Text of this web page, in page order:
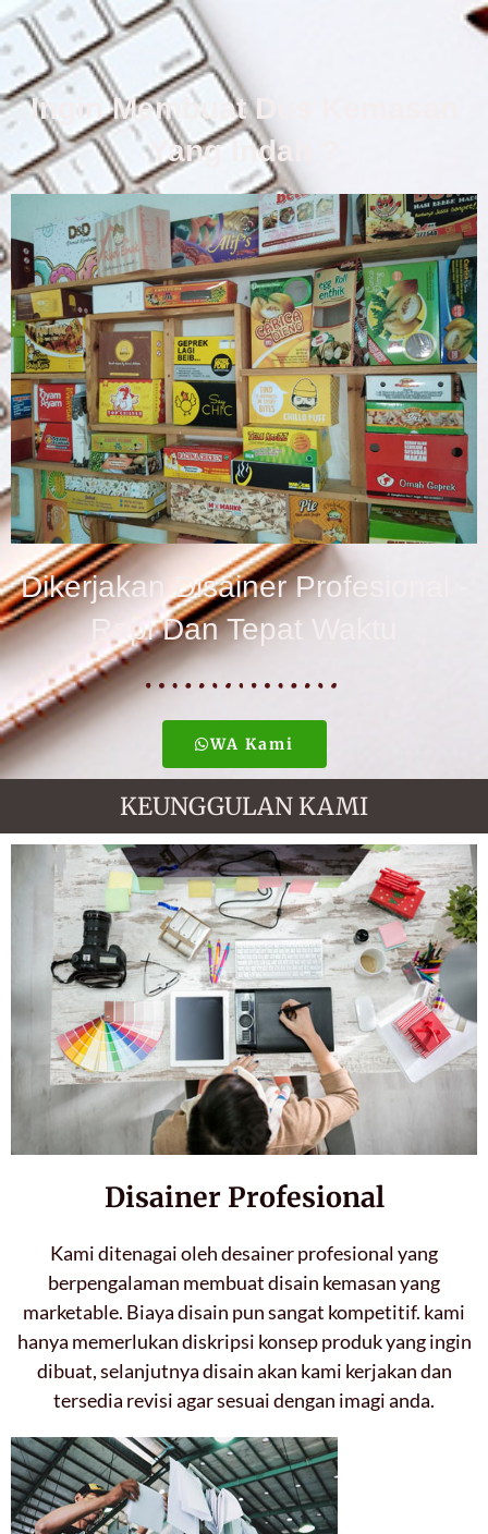
Ingin Membuat Dus Kemasan
Yang Indah ?
Dikerjakan Disainer Profesional -
Rapi Dan Tepat Waktu
WA Kami
KEUNGGULAN KAMI
Disainer Profesional
Kami ditenagai oleh desainer profesional yang
berpengalaman membuat disain kemasan yang
marketable. Biaya disain pun sangat kompetitif. kami
hanya memerlukan diskripsi konsep produk yang ingin
dibuat, selanjutnya disain akan kami kerjakan dan
tersedia revisi agar sesuai dengan imagi anda.